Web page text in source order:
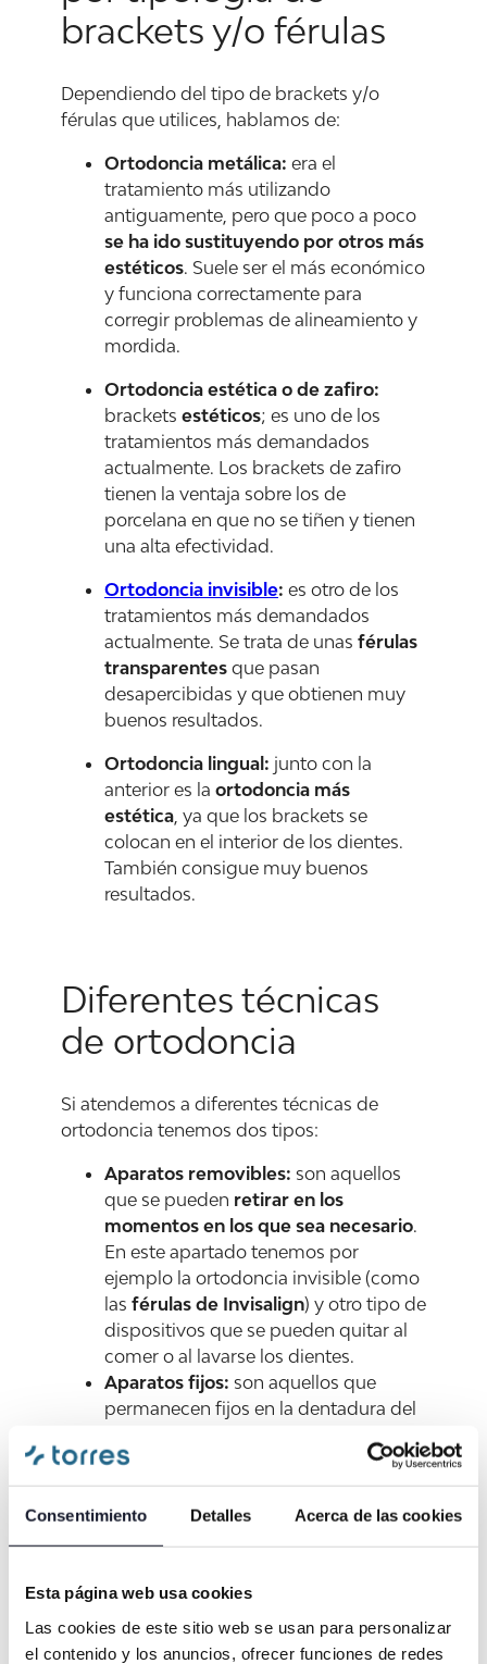
Consentimiento Detalles Acerca de las cookies
Esta página web usa cookies
Las cookies de este sitio web se usan para personalizar
el contenido y los anuncios, ofrecer funciones de redes
brackets y/o férulas
Dependiendo del tipo de brackets y/o
férulas que utilices, hablamos de:
Ortodoncia metálica: era el
tratamiento más utilizando
antiguamente, pero que poco a poco
se ha ido sustituyendo por otros más
estéticos. Suele ser el más económico
y funciona correctamente para
corregir problemas de alineamiento y
mordida.
Ortodoncia estética o de zafiro:
brackets estéticos; es uno de los
tratamientos más demandados
actualmente. Los brackets de zafiro
tienen la ventaja sobre los de
porcelana en que no se tiñen y tienen
una alta efectividad.
Ortodoncia invisible: es otro de los
tratamientos más demandados
actualmente. Se trata de unas férulas
transparentes que pasan
desapercibidas y que obtienen muy
buenos resultados.
Ortodoncia lingual: junto con la
anterior es la ortodoncia más
estética , ya que los brackets se
colocan en el interior de los dientes.
También consigue muy buenos
resultados.
Diferentes técnicas
de ortodoncia
Si atendemos a diferentes técnicas de
ortodoncia tenemos dos tipos:
Aparatos removibles: son aquellos
que se pueden retirar en los
momentos en los que sea necesario.
En este apartado tenemos por
ejemplo la ortodoncia invisible (como
las férulas de Invisalign) y otro tipo de
dispositivos que se pueden quitar al
comer o al lavarse los dientes.
Aparatos fijos: son aquellos que
permanecen fijos en la dentadura del
Son principalmente los
brackets
(sean del tipo que sean)
¿Qué tipo de
ortodoncia elijo?